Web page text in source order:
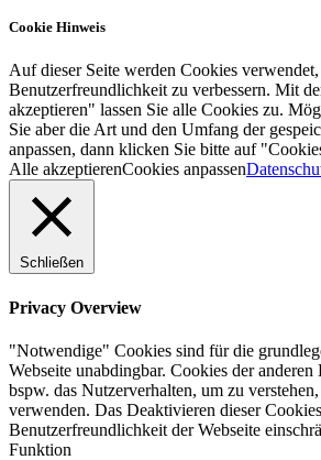
Cookie Hinweis
Auf dieser Seite werden Cookies
Benutzerfreundlichkeit zu verbessern. Mit
akzeptieren" lassen Sie alle Cookies zu.
Sie aber die Art und den Umfang der
anpassen, dann klicken Sie bitte auf
Alle akzeptierenCookies anpassen
Schließen
Privacy Overview
"Notwendige" Cookies sind für die
Webseite unabdingbar. Cookies der anderen
bspw. das Nutzerverhalten, um zu
verwenden. Das Deaktivieren dieser
Benutzerfreundlichkeit der Webseite
Funktion